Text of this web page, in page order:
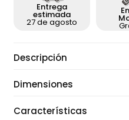
Entrega
estimada
27 de agosto
Descripción
Dimensiones
Características